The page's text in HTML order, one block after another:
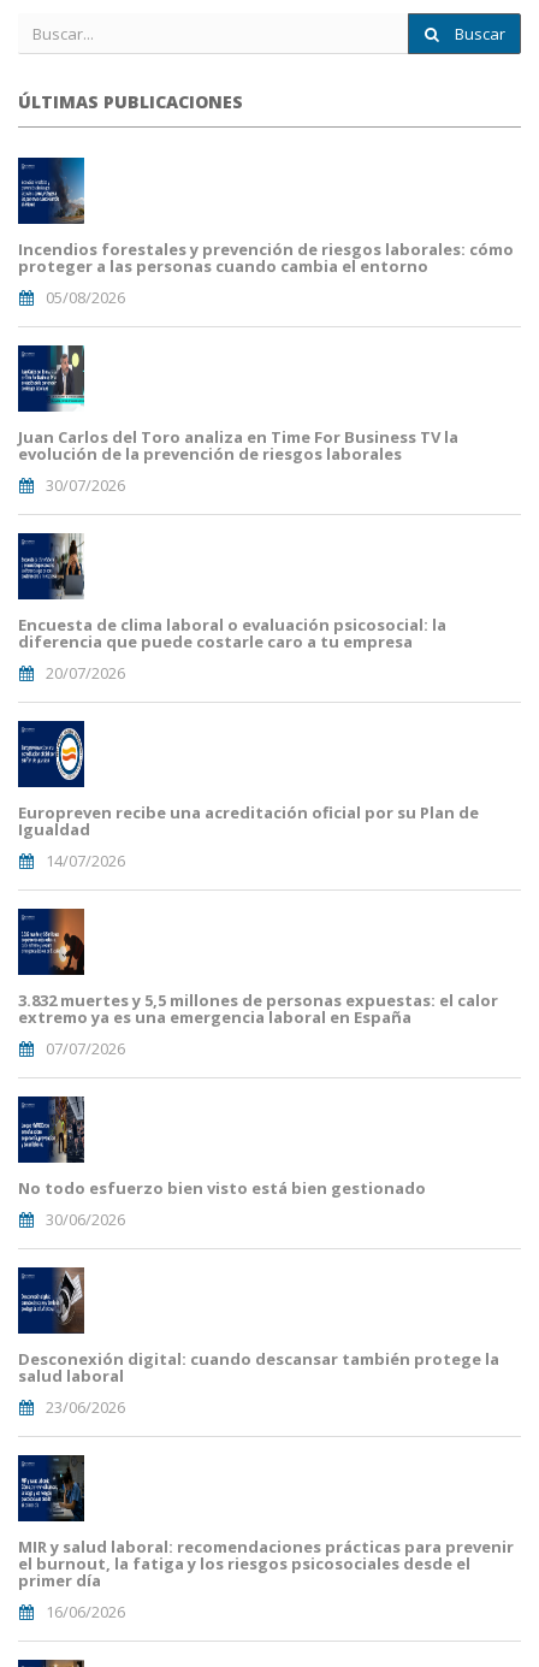
Buscar
ÚLTIMAS PUBLICACIONES
Incendios forestales y prevención de riesgos laborales: cómo
proteger a las personas cuando cambia el entorno
05/08/2026
Juan Carlos del Toro analiza en Time For Business TV la
evolución de la prevención de riesgos laborales
30/07/2026
Encuesta de clima laboral o evaluación psicosocial: la
diferencia que puede costarle caro a tu empresa
20/07/2026
Europreven recibe una acreditación oficial por su Plan de
Igualdad
14/07/2026
3.832 muertes y 5,5 millones de personas expuestas: el calor
extremo ya es una emergencia laboral en España
07/07/2026
No todo esfuerzo bien visto está bien gestionado
30/06/2026
Desconexión digital: cuando descansar también protege la
salud laboral
23/06/2026
MIR y salud laboral: recomendaciones prácticas para prevenir
el burnout, la fatiga y los riesgos psicosociales desde el
primer día
16/06/2026